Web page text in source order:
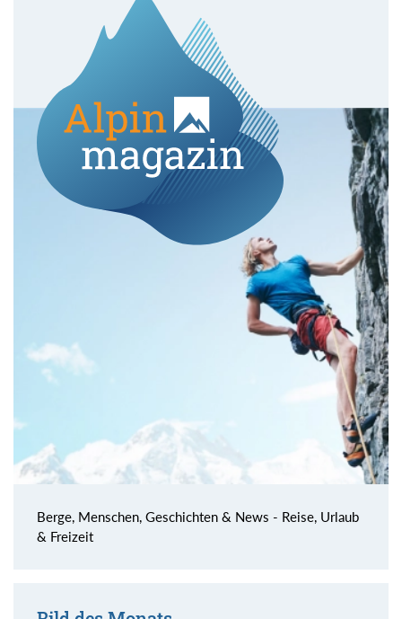
Berge, Menschen, Geschichten & News - Reise, Urlaub
& Freizeit